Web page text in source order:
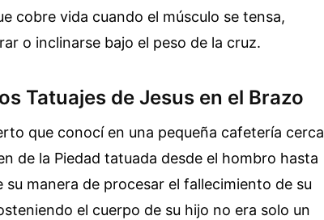
cobre vida cuando el músculo se tensa,
o inclinarse bajo el peso de la cruz.
Tatuajes de Jesus en el Brazo
que conocí en una pequeña cafetería cerca
de la Piedad tatuada desde el hombro hasta
manera de procesar el fallecimiento de su
el cuerpo de su hijo no era solo un